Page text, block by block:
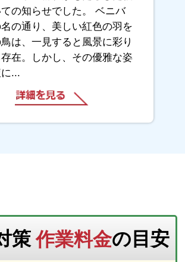
の知らせでした。 ベニバ
名の通り、美しい紅色の羽を
は、一見すると風景に彩り
在。しかし、その優雅な姿
...
策作業料金の目安